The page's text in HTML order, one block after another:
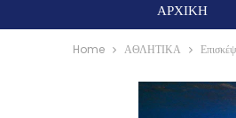
ΑΡΧΙΚΗ
Home ΑΘΛΗΤΙΚΑ